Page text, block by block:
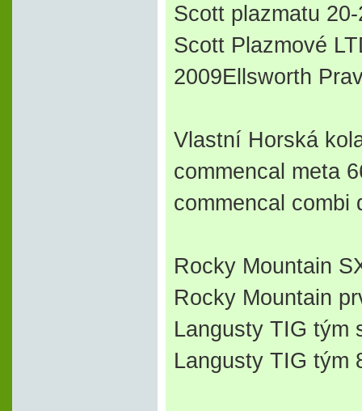
Scott plazmatu
Scott Plazmové
2009Ellsworth
Vlastní Horská
commencal meta
commencal combi
Rocky Mountain
Rocky Mountain
Langusty TIG tým
Langusty TIG tým